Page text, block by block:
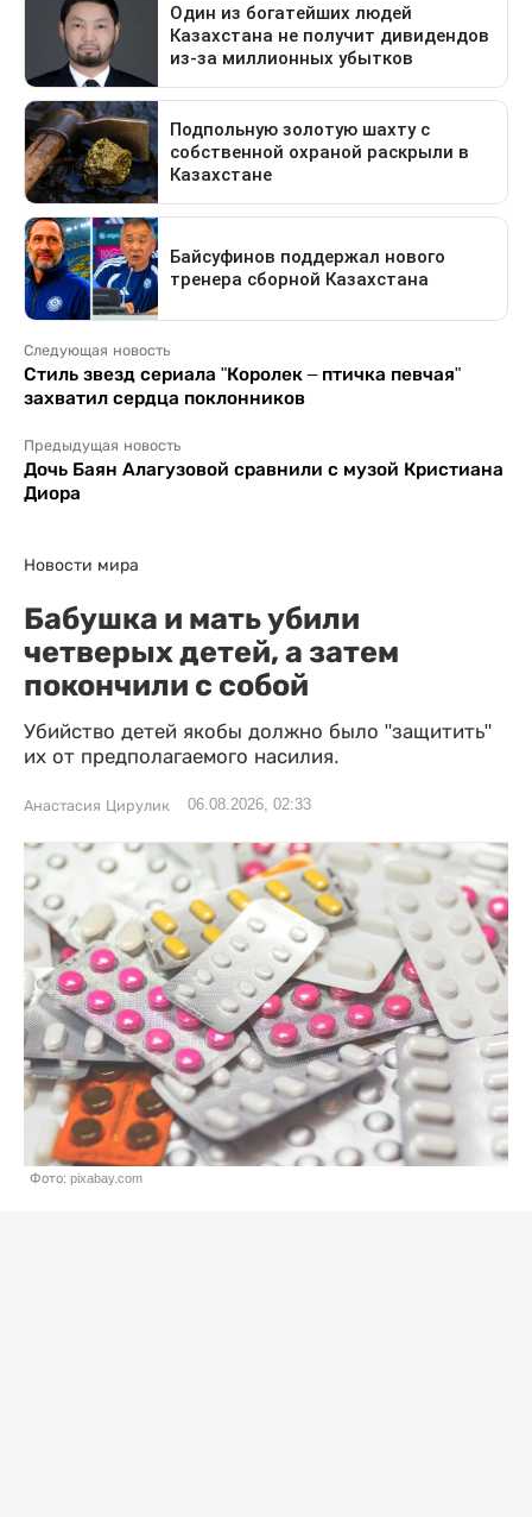
Следующая новость
Стиль звезд сериала "Королек – птичка певчая"
захватил сердца поклонников
Предыдущая новость
Дочь Баян Алагузовой сравнили с музой Кристиана
Диора
Новости мира
Бабушка и мать убили
четверых детей, а затем
покончили с собой
Убийство детей якобы должно было "защитить"
их от предполагаемого насилия.
Анастасия Цирулик 06.08.2026, 02:33
Фото: pixabay.com